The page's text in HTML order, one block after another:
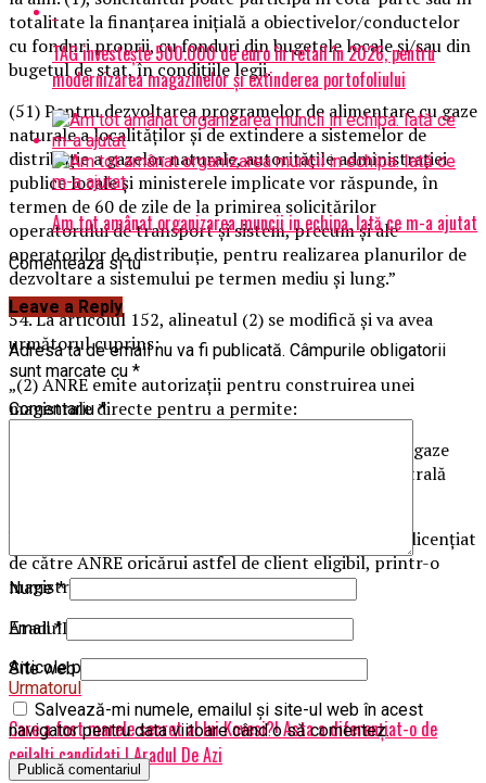
totalitate la finanţarea iniţială a obiectivelor/conductelor
cu fonduri proprii, cu fonduri din bugetele locale şi/sau din
bugetul de stat, în condiţiile legii.
(51) Pentru dezvoltarea programelor de alimentare cu gaze
naturale a localităţilor şi de extindere a sistemelor de
distribuţie a gazelor naturale, autorităţile administraţiei
publice locale şi ministerele implicate vor răspunde, în
termen de 60 de zile de la primirea solicitărilor
operatorului de transport şi sistem, precum şi ale
operatorilor de distribuţie, pentru realizarea planurilor de
dezvoltare a sistemului pe termen mediu şi lung.”
54. La articolul 152, alineatul (2) se modifică şi va avea
următorul cuprins:
„(2) ANRE emite autorizaţii pentru construirea unei
magistrale directe pentru a permite:
a) furnizorilor licenţiaţi de către ANRE să furnizeze gaze
naturale clienţilor eligibili alimentaţi dintr-o magistrală
b) furnizarea de gaze naturale de către un furnizor licenţiat
de către ANRE oricărui astfel de client eligibil, printr-o
magistrală directă.”
AradulDeAzi.ro
Articole pe aceiasi tema:
Urmatorul
Care a fost marele secret al lui Kovesi?! Asta a diferențiat-o de
ceilalți candidați | Aradul De Azi
TAG investește 500.000 de euro în retail în 2026, pentru
modernizarea magazinelor și extinderea portofoliului
Am tot amânat organizarea muncii in echipa. Iată ce m-a ajutat
Comenteaza si tu
Leave a Reply
Adresa ta de email nu va fi publicată. Câmpurile obligatorii
sunt marcate cu *
Comentariu*
Nume*
Email*
Site web
Salvează-mi numele, emailul și site-ul web în acest
navigator pentru data viitoare când o să comentez.